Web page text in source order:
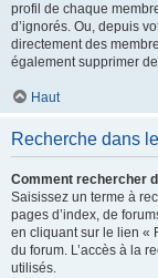
profil de chaque
d’ignorés. Ou, depuis
directement des
également supprimer
Haut
Recherche dans
Comment rechercher
Saisissez un terme à
pages d’index, de
en cliquant sur le lien «
du forum. L’accès à la
utilisés.